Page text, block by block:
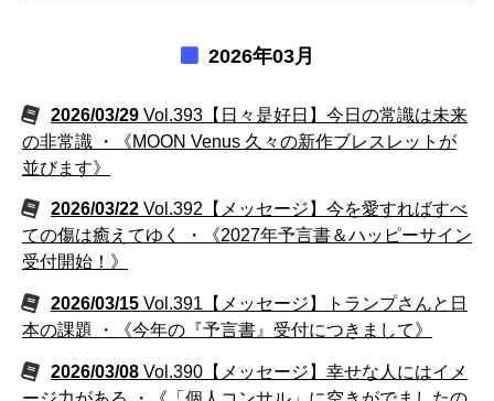
2026年03月
2026/03/29 Vol.393【日々是好日】今日の常識は未来
の非常識 ・《MOON Venus 久々の新作ブレスレットが
並びます》
2026/03/22 Vol.392【メッセージ】今を愛すればすべ
ての傷は癒えてゆく ・《2027年予言書＆ハッピーサイン
受付開始！》
2026/03/15 Vol.391【メッセージ】トランプさんと日
本の課題 ・《今年の『予言書』受付につきまして》
2026/03/08 Vol.390【メッセージ】幸せな人にはイメ